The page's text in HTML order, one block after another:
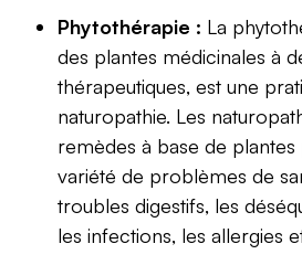
Phytothérapie : La
des plantes médicinales à
thérapeutiques, est une
naturopathie. Les
remèdes à base de
variété de problèmes de
troubles digestifs, les
les infections, les allergies